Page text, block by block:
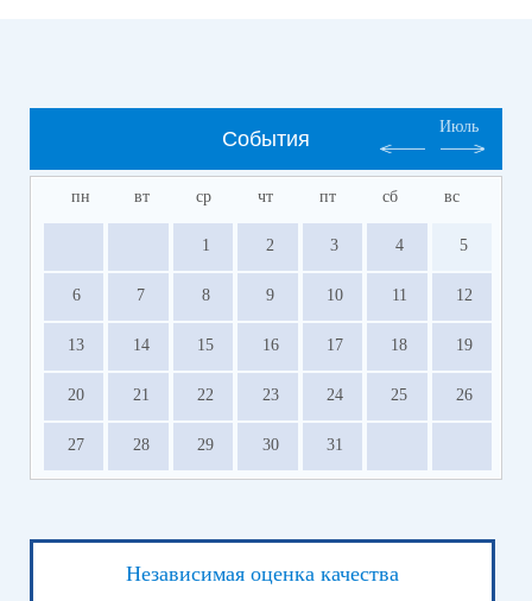
События
Июль
пн вт ср чт пт сб вс
1 2 3 4 5
6 7 8 9 10 11 12
13 14 15 16 17 18 19
20 21 22 23 24 25 26
27 28 29 30 31
Независимая оценка качества